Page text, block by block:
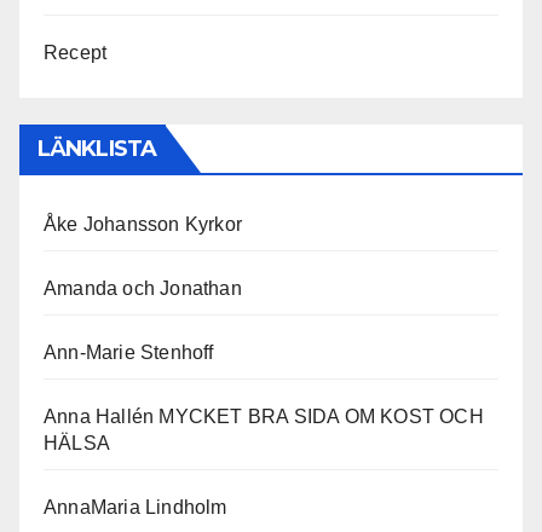
Recept
LÄNKLISTA
Åke Johansson Kyrkor
Amanda och Jonathan
Ann-Marie Stenhoff
Anna Hallén MYCKET BRA SIDA OM KOST OCH
HÄLSA
AnnaMaria Lindholm